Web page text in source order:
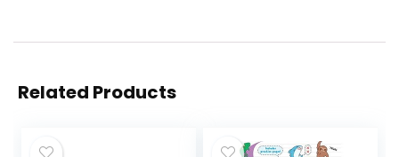
Related Products